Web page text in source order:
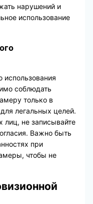
нарушений и
использование
использования
соблюдать
только в
легальных целей.
лиц, не записывайте
Важно быть
при
чтобы не